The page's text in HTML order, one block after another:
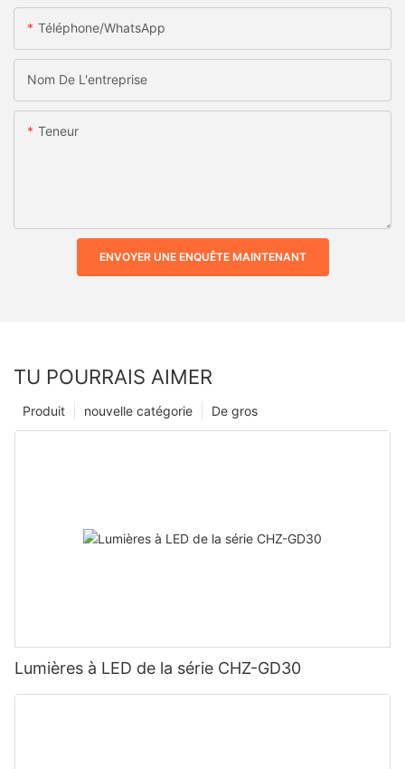
Téléphone/WhatsApp
Nom De L'entreprise
Teneur
ENVOYER UNE ENQUÊTE MAINTENANT
TU POURRAIS AIMER
De gros
nouvelle catégorie
Produit
Lumières à LED de la série CHZ-GD30